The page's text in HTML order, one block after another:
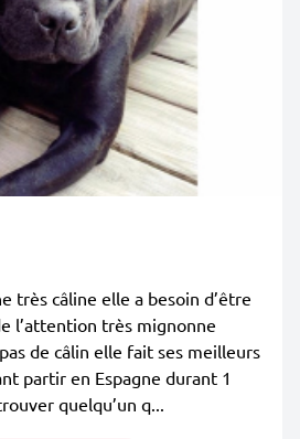
très câline elle a besoin d’être
l’attention très mignonne
de câlin elle fait ses meilleurs
partir en Espagne durant 1
quelqu’un q...